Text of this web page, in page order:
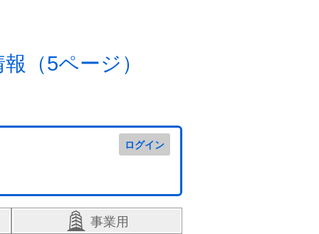
（5ページ）
ログイン
事業用